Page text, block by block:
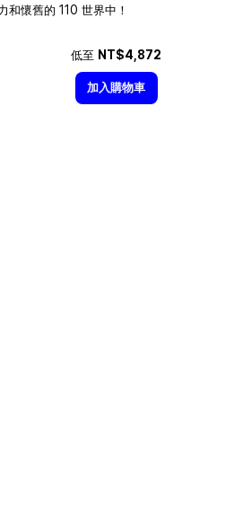
和懷舊的 110 世界中！
低至 NT$4,872
加入購物車